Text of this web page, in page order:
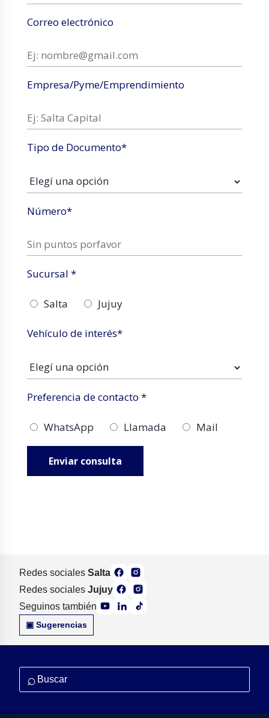
Correo electrónico
Empresa/Pyme/Emprendimiento
Tipo de Documento*
Número*
Sucursal *
Salta Jujuy
Vehículo de interés*
Preferencia de contacto *
WhatsApp Llamada Mail
Redes sociales Salta
Redes sociales Jujuy
Seguinos también
▣ Sugerencias
⌕